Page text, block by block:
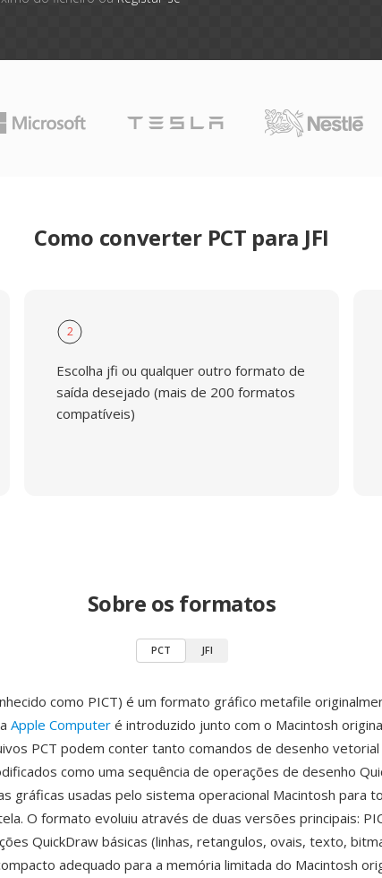
Como converter PCT para JFI
2
Escolha jfi ou qualquer outro formato de
saída desejado (mais de 200 formatos
compatíveis)
Sobre os formatos
PCT JFI
como PICT) é um formato gráfico metafile
Apple Computer é introduzido junto com o Macintosh
PCT podem conter tanto comandos de desenho
como uma sequência de operações de desenho
gráficas usadas pelo sistema operacional Macintosh para
O formato evoluiu através de duas versões principais:
QuickDraw básicas (linhas, retangulos, ovais, texto,
adequado para a memória limitada do Macintosh